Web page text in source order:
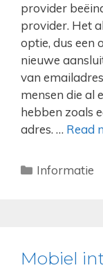
provider
provider. Het
optie, dus een
nieuwe
van
mensen die al
hebben zoals
adres. … Read
Categorieën
Informatie
Mobiel